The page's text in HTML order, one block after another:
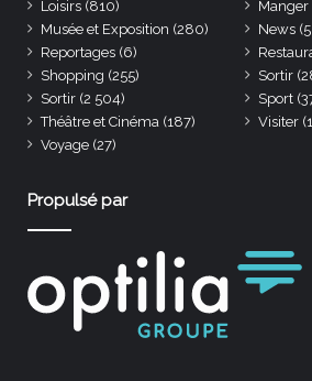
Loisirs (810) Manger
Musée et Exposition (280) News
Reportages (6)
Shopping (255) Sortir
Sortir (2 504) Sport
Théâtre et Cinéma (187) Visiter
Voyage (27)
Propulsé par